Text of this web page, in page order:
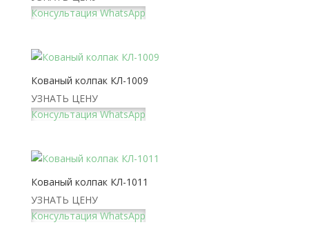
Консультация WhatsApp
Кованый колпак КЛ-1009
УЗНАТЬ ЦЕНУ
Консультация WhatsApp
Кованый колпак КЛ-1011
УЗНАТЬ ЦЕНУ
Консультация WhatsApp